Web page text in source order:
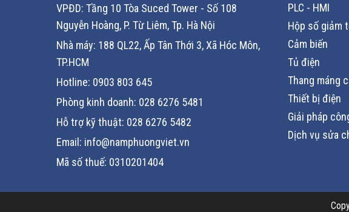
VPĐD: Tầng 10 Tòa Suced Tower - Số 108
Nguyễn Hoàng, P. Từ Liêm, Tp. Hà Nội
Nhà máy: 188 QL22, Ấp Tân Thới 3, Xã Hóc Môn,
TP.HCM
Hotline: 0903 803 645
Phòng kinh doanh: 028 6276 5481
Hỗ trợ kỹ thuật: 028 6276 5482
Email: info@namphuongviet.vn
Mã số thuế: 0310201404
PLC - HMI
Hộp số giảm
Cảm biến
Tủ điện
Thang máng
Thiết bị điện
Giải pháp
Dịch vụ sửa